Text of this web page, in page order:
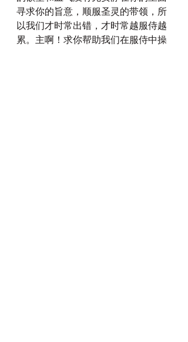
寻求你的旨意，顺服圣灵的带领，所
以我们才时常出错，才时常越服侍越
累。主啊！求你帮助我们在服侍中操